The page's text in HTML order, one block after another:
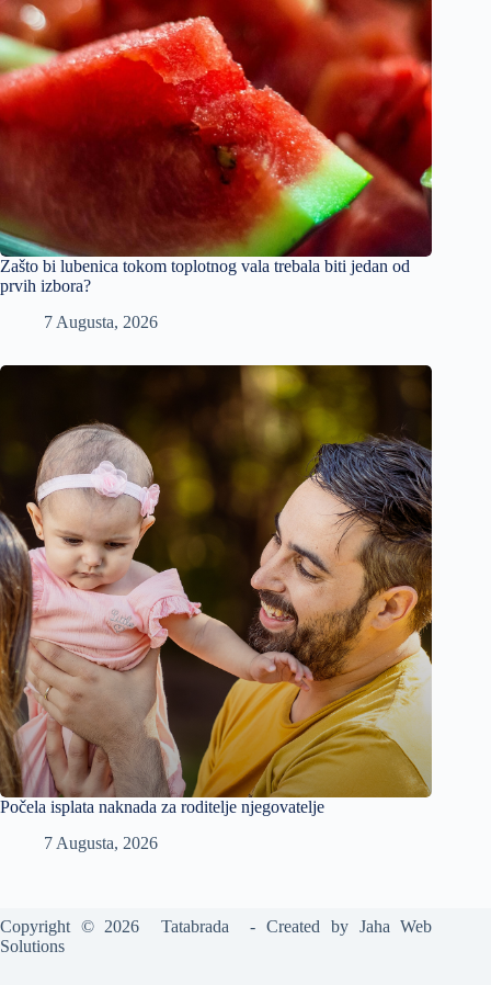
Zašto bi lubenica tokom toplotnog vala trebala biti jedan od
prvih izbora?
7 Augusta, 2026
Počela isplata naknada za roditelje njegovatelje
7 Augusta, 2026
Copyright © 2026 Tatabrada - Created by Jaha Web
Solutions